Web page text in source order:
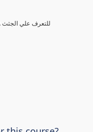
(19) تحاليل بقايا العظام وأشلاء الجثث وتحليل DNA للتعرف علي الجثث